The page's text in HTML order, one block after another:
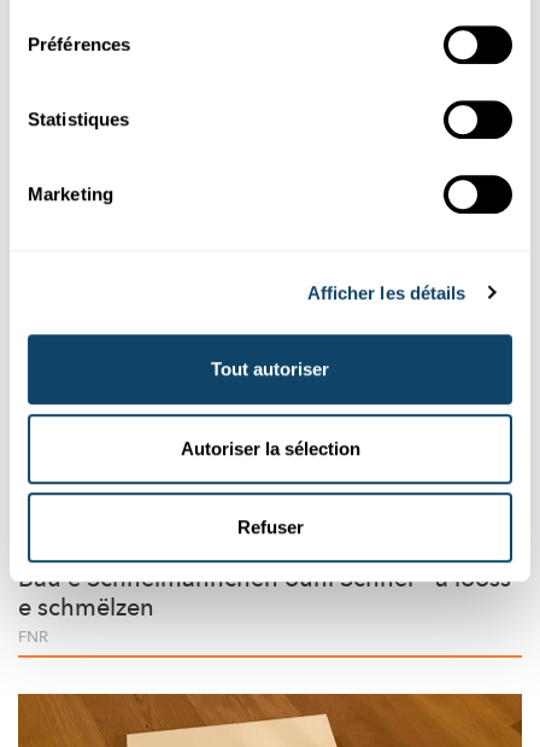
Préférences
Statistiques
Marketing
Afficher les détails
Tout autoriser
Autoriser la sélection
Refuser
Expérimenter
L'ÉNERGIE DU SOLEIL
Quel ballon éclate le plus vite au soleil ?
Expérimenter
Bau e Schnéimännchen ouni Schnéi – a looss
e schmëlzen
FNR